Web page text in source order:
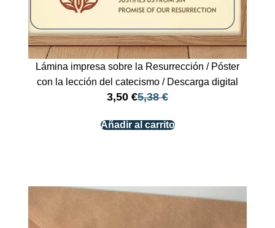
Lámina impresa sobre la Resurrección / Póster
con la lección del catecismo / Descarga digital
5,38€
3,50 €
Añadir al carrito